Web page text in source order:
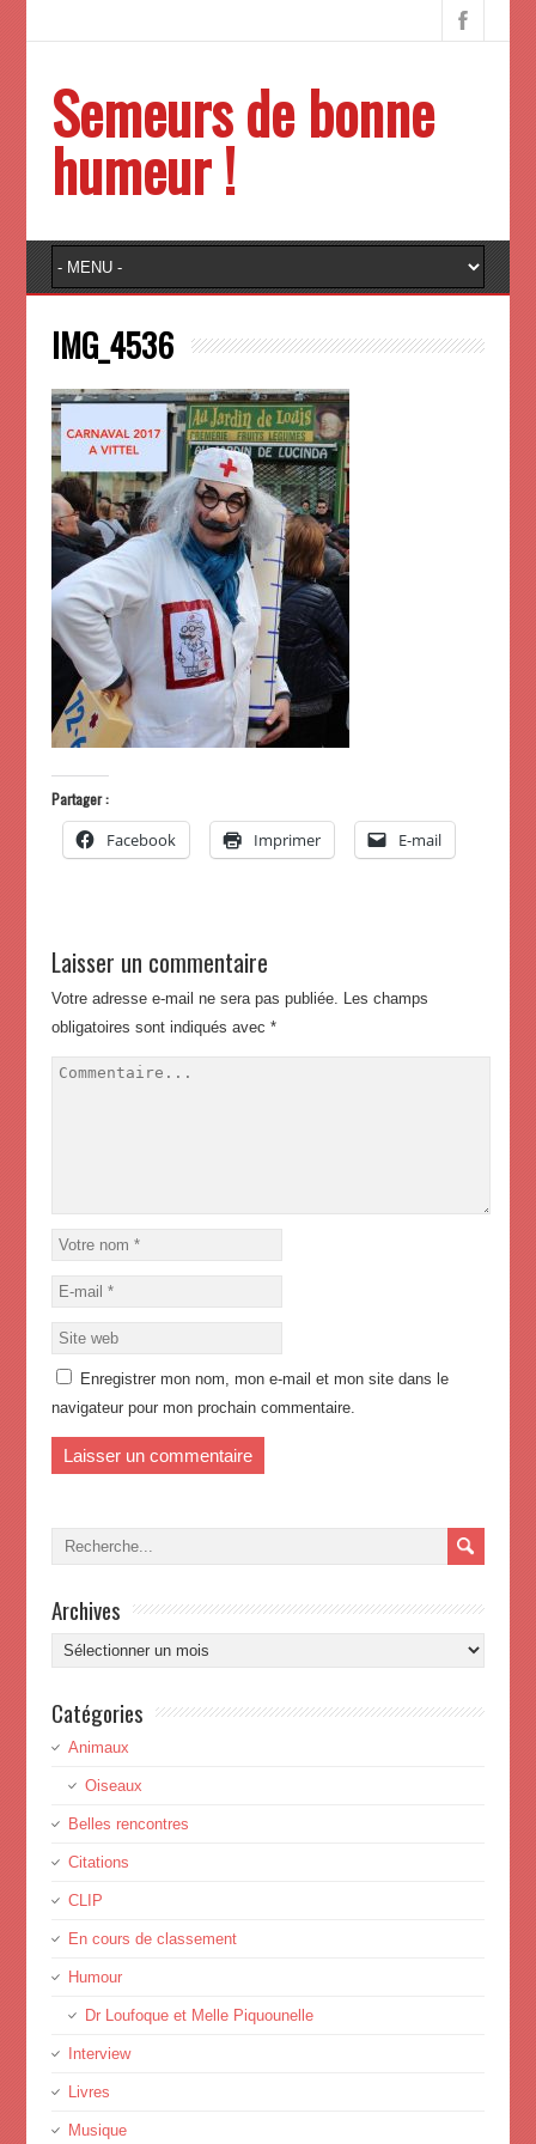
Semeurs de bonne
humeur !
IMG_4536
Partager :
Facebook Imprimer E-mail
Laisser un commentaire
Votre adresse e-mail ne sera pas publiée. Les champs
obligatoires sont indiqués avec *
Enregistrer mon nom, mon e-mail et mon site dans le
navigateur pour mon prochain commentaire.
Archives
Archives
Catégories
Animaux
Oiseaux
Belles rencontres
Citations
CLIP
En cours de classement
Humour
Dr Loufoque et Melle Piquounelle
Interview
Livres
Musique